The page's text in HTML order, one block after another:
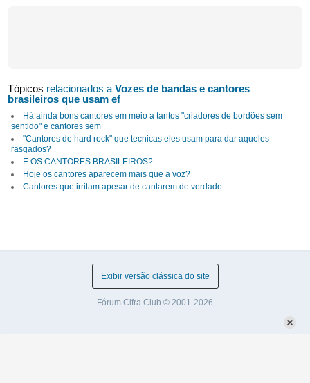
Tópicos relacionados aVozes de bandas e cantores
brasileiros que usam ef
Há ainda bons cantores em meio a tantos "criadores de bordões sem
sentido" e cantores sem
"Cantores de hard rock" que tecnicas eles usam para dar aqueles
rasgados?
E OS CANTORES BRASILEIROS?
Hoje os cantores aparecem mais que a voz?
Cantores que irritam apesar de cantarem de verdade
Exibir versão clássica do site
Fórum Cifra Club © 2001-2026